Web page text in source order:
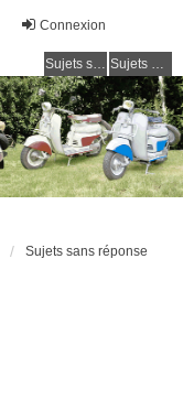
Connexion
Sujets sans réponse Sujets actifs
Sujets sans réponse